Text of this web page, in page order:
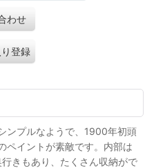
わせ
登録
ンプルなようで、1900年初頭
ペイントが素敵です。内部は
きもあり、たくさん収納がで